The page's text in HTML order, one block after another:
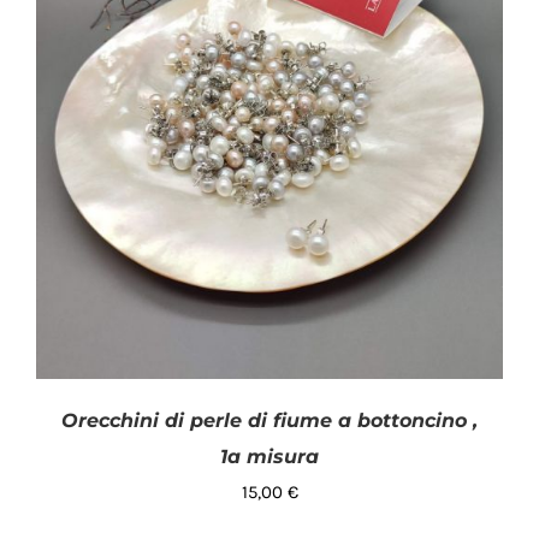
Orecchini di perle di fiume a bottoncino ,
1a misura
15,00 €